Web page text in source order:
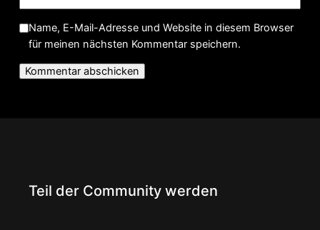
Name, E-Mail-Adresse und Website in diesem Browser
für meinen nächsten Kommentar speichern.
Teil der Community werden